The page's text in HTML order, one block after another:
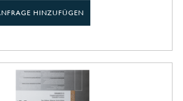
HINZUFÜGEN